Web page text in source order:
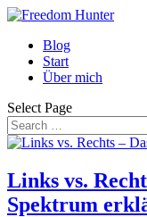
Blog
Start
Über mich
Select Page
Links vs.
Spektrum